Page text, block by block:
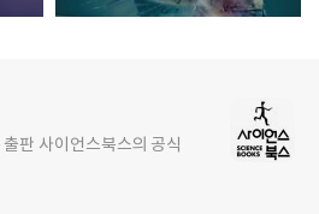
판 사이언스북스의 공식